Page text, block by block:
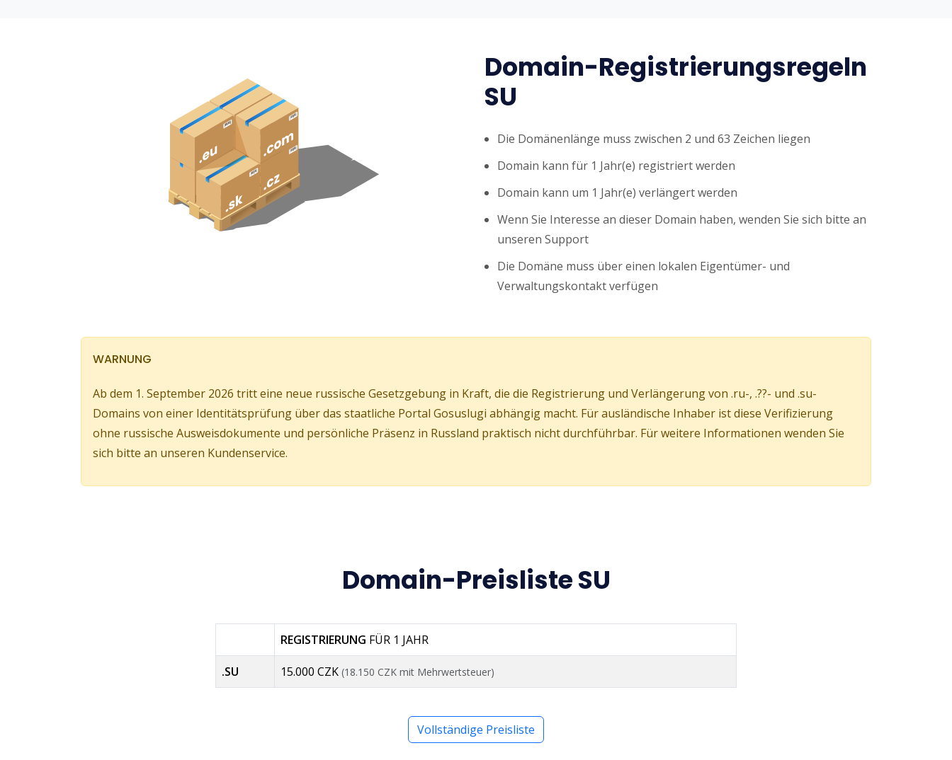
Domain-Registrierungsregeln
SU
Die Domänenlänge muss zwischen 2 und 63 Zeichen liegen
Domain kann für 1 Jahr(e) registriert werden
Domain kann um 1 Jahr(e) verlängert werden
Wenn Sie Interesse an dieser Domain haben, wenden Sie sich bitte an
unseren Support
Die Domäne muss über einen lokalen Eigentümer- und
Verwaltungskontakt verfügen
WARNUNG
Ab dem 1. September 2026 tritt eine neue russische Gesetzgebung in Kraft, die die Registrierung und Verlängerung von .ru-, .??- und .su-
Domains von einer Identitätsprüfung über das staatliche Portal Gosuslugi abhängig macht. Für ausländische Inhaber ist diese Verifizierung
ohne russische Ausweisdokumente und persönliche Präsenz in Russland praktisch nicht durchführbar. Für weitere Informationen wenden Sie
sich bitte an unseren Kundenservice.
Domain-Preisliste SU
REGISTRIERUNG FÜR 1 JAHR
.SU 15.000 CZK (18.150 CZK mit Mehrwertsteuer)
Vollständige Preisliste